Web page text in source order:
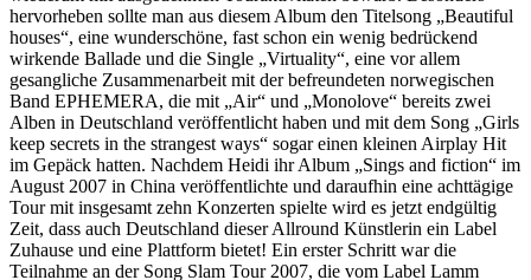
hervorheben sollte man aus diesem Album den Titelsong „Beautiful
houses“, eine wunderschöne, fast schon ein wenig bedrückend
wirkende Ballade und die Single „Virtuality“, eine vor allem
gesangliche Zusammenarbeit mit der befreundeten norwegischen
Band EPHEMERA, die mit „Air“ und „Monolove“ bereits zwei
Alben in Deutschland veröffentlicht haben und mit dem Song „Girls
keep secrets in the strangest ways“ sogar einen kleinen Airplay Hit
im Gepäck hatten. Nachdem Heidi ihr Album „Sings and fiction“ im
August 2007 in China veröffentlichte und daraufhin eine achttägige
Tour mit insgesamt zehn Konzerten spielte wird es jetzt endgültig
Zeit, dass auch Deutschland dieser Allround Künstlerin ein Label
Zuhause und eine Plattform bietet! Ein erster Schritt war die
Teilnahme an der Song Slam Tour 2007, die vom Label Lamm